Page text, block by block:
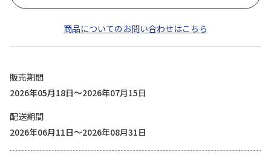
商品についてのお問い合わせはこちら
販売期間
2026年05月18日～2026年07月15日
配送期間
2026年06月11日～2026年08月31日